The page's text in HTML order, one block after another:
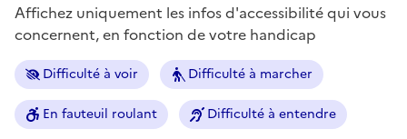
Affichez uniquement les infos d'accessibilité qui vous
concernent, en fonction de votre handicap
Difficulté à voir Difficulté à marcher
En fauteuil roulant Difficulté à entendre